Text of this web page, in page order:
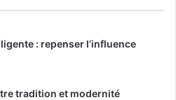
: repenser l’influence
tradition et modernité